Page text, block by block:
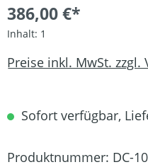
386,00 €*
Inhalt: 1
Preise inkl. MwSt. zzgl.
Sofort verfügbar,
Produktnummer: DC-